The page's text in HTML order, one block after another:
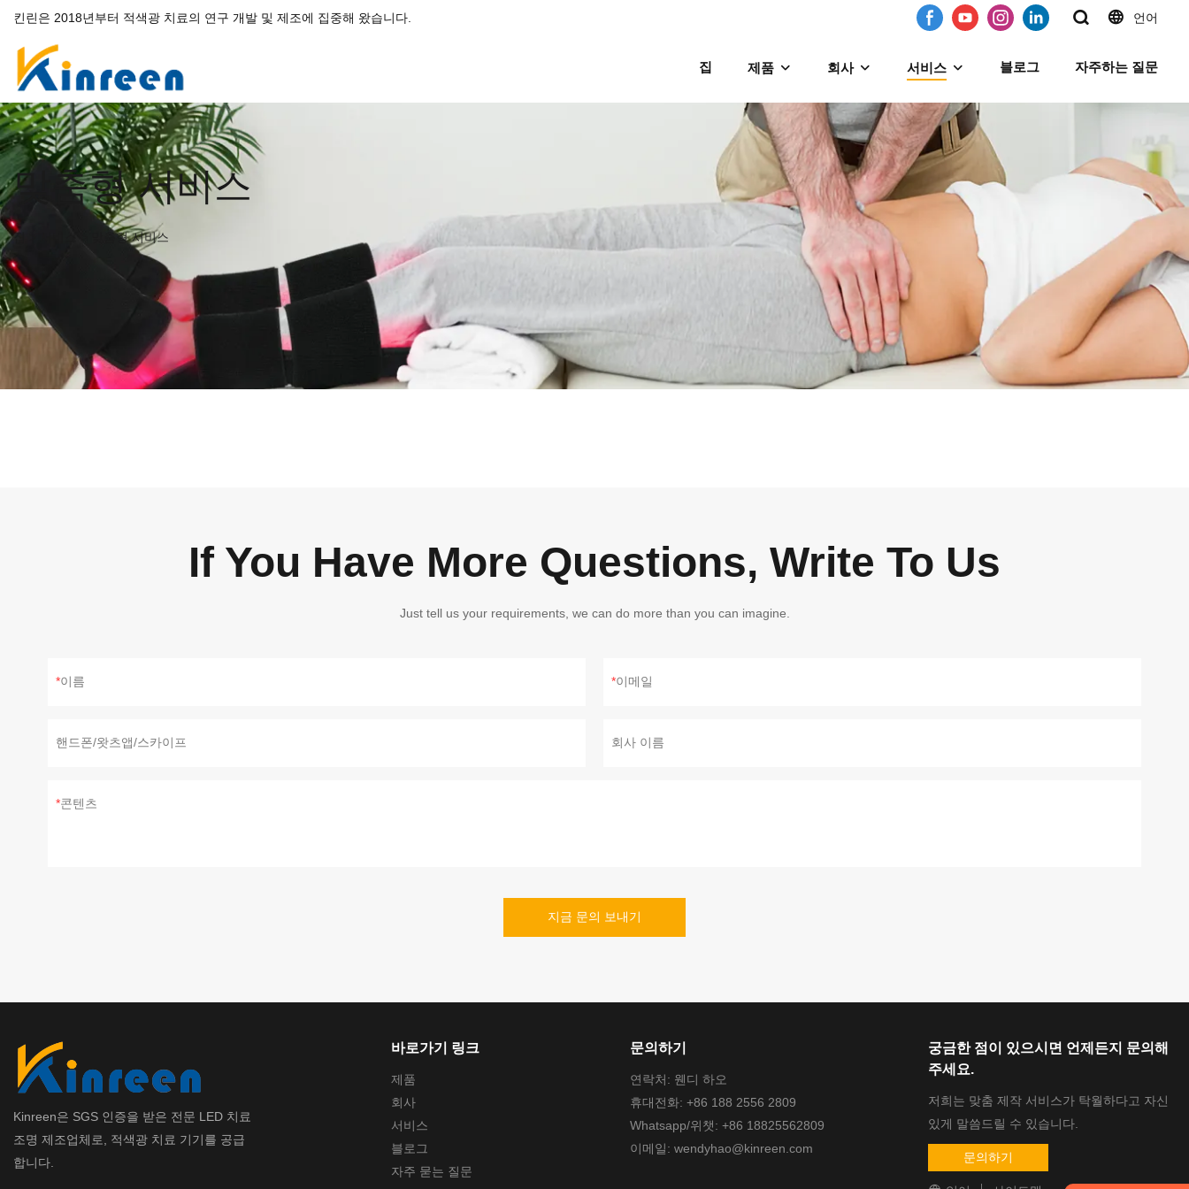
킨린은 2018년부터 적색광 치료의 연구 개발 및 제조에 집중해 왔습니다. 언어
집 제품 회사 서비스 블로그 자주하는 질문
맞춤형 서비스
집 맞춤형 서비스
If You Have More Questions, Write To Us
Just tell us your requirements, we can do more than you can imagine.
이름 이메일
핸드폰/왓츠앱/스카이프 회사 이름
콘텐츠
지금 문의 보내기
Kinreen은 SGS 인증을 받은 전문 LED 치료
조명 제조업체로, 적색광 치료 기기를 공급
합니다.
바로가기 링크
제품
회사
서비스
블로그
자주 묻는 질문
문의하기
연락처: 웬디 하오
휴대전화: +86 188 2556 2809
Whatsapp/위챗: +86 18825562809
이메일: wendyhao@kinreen.com
궁금한 점이 있으시면 언제든지 문의해
주세요.
저희는 맞춤 제작 서비스가 탁월하다고 자신
있게 말씀드릴 수 있습니다.
문의하기